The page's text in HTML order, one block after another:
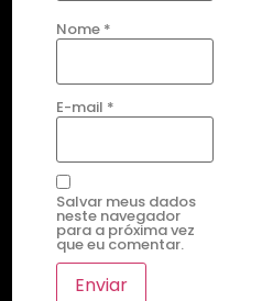
Nome *
E-mail *
Salvar meus dados
neste navegador
para a próxima vez
que eu comentar.